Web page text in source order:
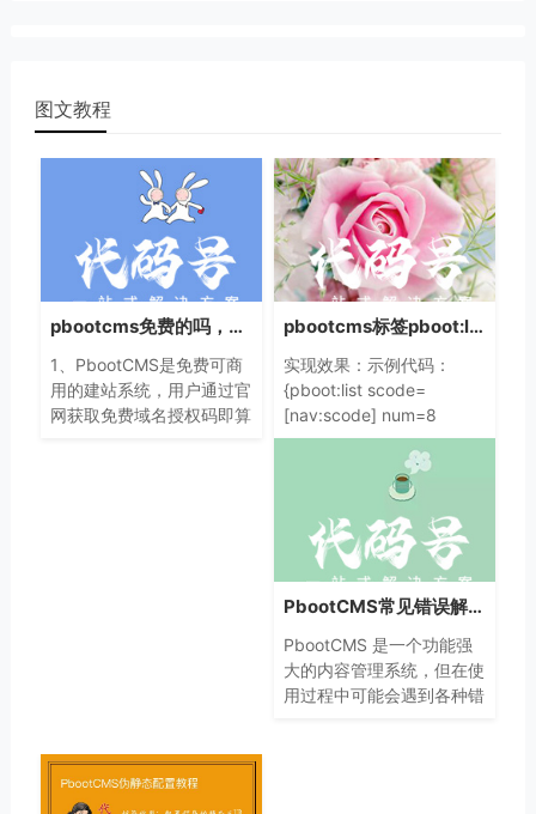
图文教程
pbootcms免费的吗，pbootcms授权声明
1、PbootCMS是免费可商
用的建站系统，用户通过官
网获取免费域名授权码即算
pbootcms标签pboot:list当前文档高亮代码实例
实现效果：示例代码：
{pboot:list scode=
[nav:scode] num=8
order=sorting}
PbootCMS常见错误解决方法
PbootCMS 是一个功能强
大的内容管理系统，但在使
用过程中可能会遇到各种错